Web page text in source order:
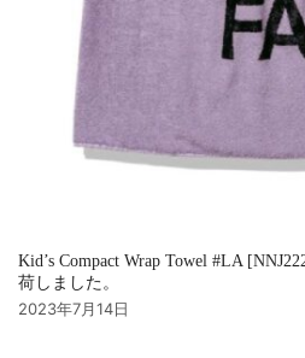
Kid’s Compact Wrap Towel #LA
荷しました。
2023年7月14日